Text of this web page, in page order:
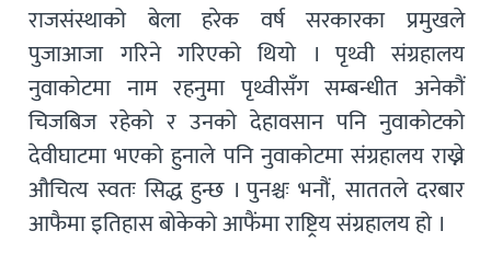
राजसंस्थाको बेला हरेक वर्ष सरकारका प्रमुखले
पुजाआजा गरिने गरिएको थियो । पृथ्वी संग्रहालय
नुवाकोटमा नाम रहनुमा पृथ्वीसँग सम्बन्धीत अनेकौं
चिजबिज रहेको र उनको देहावसान पनि नुवाकोटको
देवीघाटमा भएको हुनाले पनि नुवाकोटमा संग्रहालय राख्ने
औचित्य स्वतः सिद्ध हुन्छ । पुनश्चः भनौं, साततले दरबार
आफैमा इतिहास बोकेको आफैंमा राष्ट्रिय संग्रहालय हो ।